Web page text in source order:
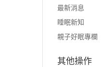
最新消息
睡眠新知
親子好眠專欄
其他操作